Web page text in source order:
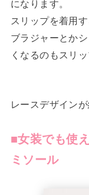
になります。
スリップを着用
ブラジャーとか
くなるのもスリ
レースデザイン
■女装でも使
ミソール